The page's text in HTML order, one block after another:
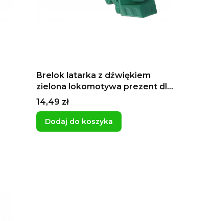
Brelok latarka z dźwiękiem
zielona lokomotywa prezent dla
dziecka ciuchcia Tomek i
przyjaciele
Cena
14,49 zł
Dodaj do koszyka